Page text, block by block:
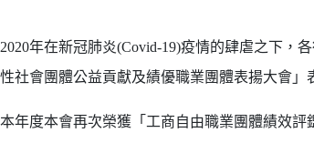
2020年在新冠肺炎(Covid-19)疫情的肆虐之下，
性社會團體公益貢獻及績優職業團體表揚大會
本年度本會再次榮獲「工商自由職業團體績效